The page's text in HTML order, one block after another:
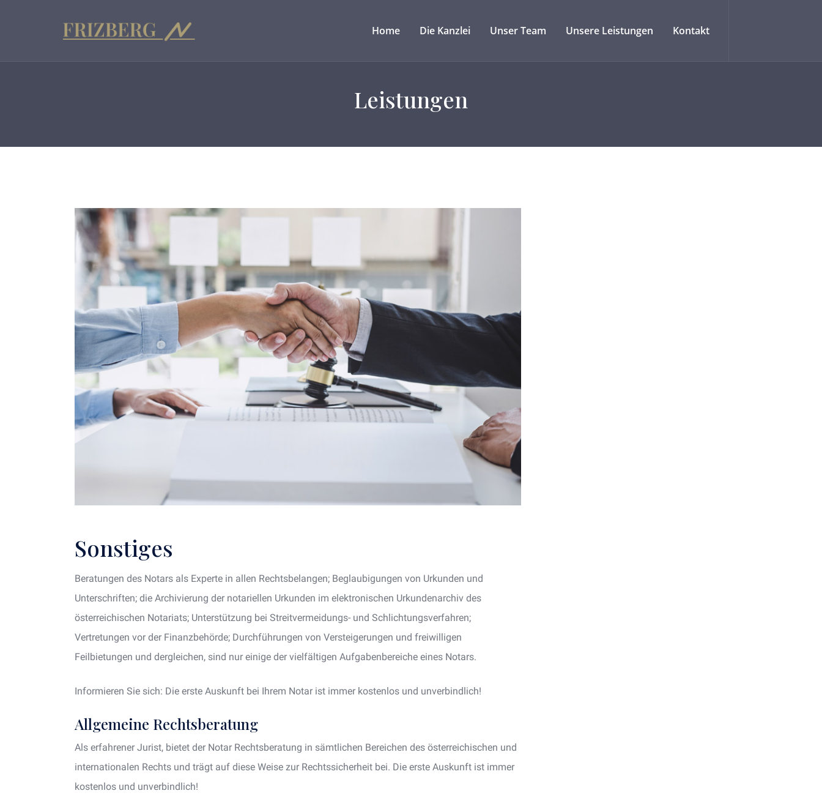
Home Die Kanzlei Unser Team Unsere Leistungen Kontakt
Leistungen
Sonstiges
Beratungen des Notars als Experte in allen Rechtsbelangen; Beglaubigungen von Urkunden und
Unterschriften; die Archivierung der notariellen Urkunden im elektronischen Urkundenarchiv des
österreichischen Notariats; Unterstützung bei Streitvermeidungs- und Schlichtungsverfahren;
Vertretungen vor der Finanzbehörde; Durchführungen von Versteigerungen und freiwilligen
Feilbietungen und dergleichen, sind nur einige der vielfältigen Aufgabenbereiche eines Notars.
Informieren Sie sich: Die erste Auskunft bei Ihrem Notar ist immer kostenlos und unverbindlich!
Allgemeine Rechtsberatung
Als erfahrener Jurist, bietet der Notar Rechtsberatung in sämtlichen Bereichen des österreichischen und
internationalen Rechts und trägt auf diese Weise zur Rechtssicherheit bei. Die erste Auskunft ist immer
kostenlos und unverbindlich!